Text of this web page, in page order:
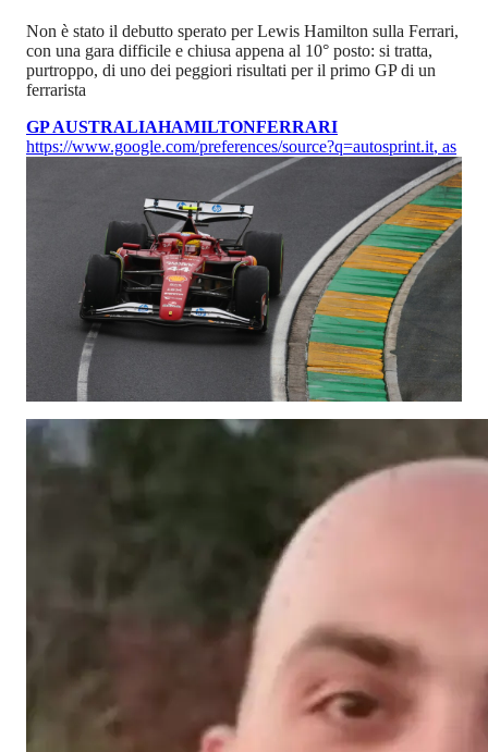
Non è stato il debutto sperato per Lewis Hamilton sulla Ferrari,
con una gara difficile e chiusa appena al 10° posto: si tratta,
purtroppo, di uno dei peggiori risultati per il primo GP di un
ferrarista
GP AUSTRALIAHAMILTONFERRARI
https://www.google.com/preferences/source?q=autosprint.it, as